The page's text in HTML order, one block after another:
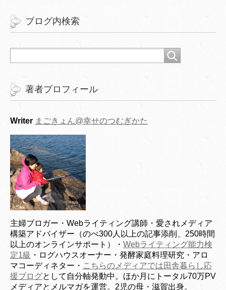
ブログ内検索
著者プロフィール
Writer まごきょん@幸せのつむぎかた
主婦ブロガー・Webライティング講師・愛されメディア
構築アドバイザー（のべ300人以上の記事添削、250時間
以上のオンラインサポート）・ Webライティング能力検
定1級 ・ログハウスオーナー・発酵家庭料理研究・アロ
マコーディネター・ こちらのメディアでは田舎暮らし応
援ブログとして自分軸発動中。ほか月にトータル70万PV
メディアとメルマガを運営。2児の母・滋賀出身。